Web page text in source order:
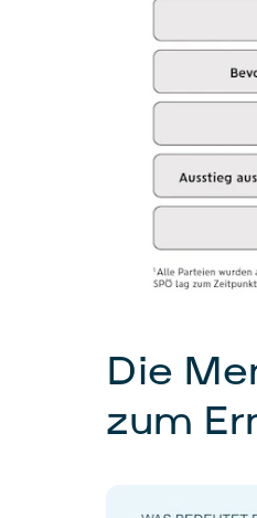
Die
zum